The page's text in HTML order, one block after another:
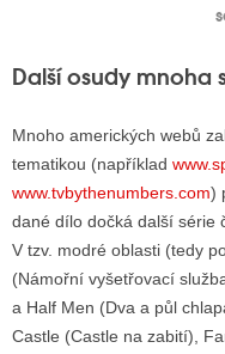
Další osudy mnoha
Mnoho amerických webů
tematikou (například
www.tvbythenumbers.com)
dané dílo dočká další série
V tzv. modré oblasti (tedy
(Námořní vyšetřovací
a Half Men (Dva a půl
Castle (Castle na zabití),